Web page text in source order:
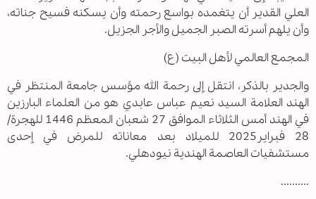
العلي القدير أن يتغمده بواسع رحمته وأن يسكنه فسيح جناته،
وأن يلهم أسرته الصبر الجميل والأجر الجزيل.
المجمع العالمي لأهل البيت (ع)
والجدير بالذكر، انتقل إلى رحمة الله مؤسس جامعة المنتظر في
الهند العلامة السيد نعيم عباس عابدي هو من العلماء البارزين
في الهند أمس الثلاثاء الموافق 27 شعبان المعظم 1446 للهجرة/
28 فبراير2025 للميلاد بعد معاناته للمرض في إحدى
مستشفيات العاصمة الهندية نيودهلي.
..........